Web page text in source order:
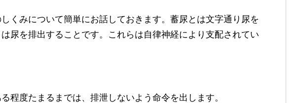
くみについて簡単にお話しておきます。蓄尿とは文字通り尿を
尿を排出することです。これらは自律神経により支配されてい
程度たまるまでは、排泄しないよう命令を出します。